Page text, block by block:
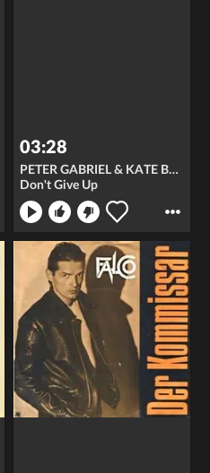
03:28
PETER GABRIEL & KATE BUSH
Don't Give Up